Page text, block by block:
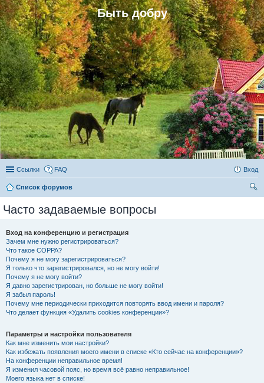
Быть добру
Ссылки FAQ Вход
Список форумов
Часто задаваемые вопросы
Вход на конференцию и регистрация
Зачем мне нужно регистрироваться?
Что такое COPPA?
Почему я не могу зарегистрироваться?
Я только что зарегистрировался, но не могу войти!
Почему я не могу войти?
Я давно зарегистрирован, но больше не могу войти!
Я забыл пароль!
Почему мне периодически приходится повторять ввод имени и пароля?
Что делает функция «Удалить cookies конференции»?
Параметры и настройки пользователя
Как мне изменить мои настройки?
Как избежать появления моего имени в списке «Кто сейчас на конференции»?
На конференции неправильное время!
Я изменил часовой пояс, но время всё равно неправильное!
Моего языка нет в списке!